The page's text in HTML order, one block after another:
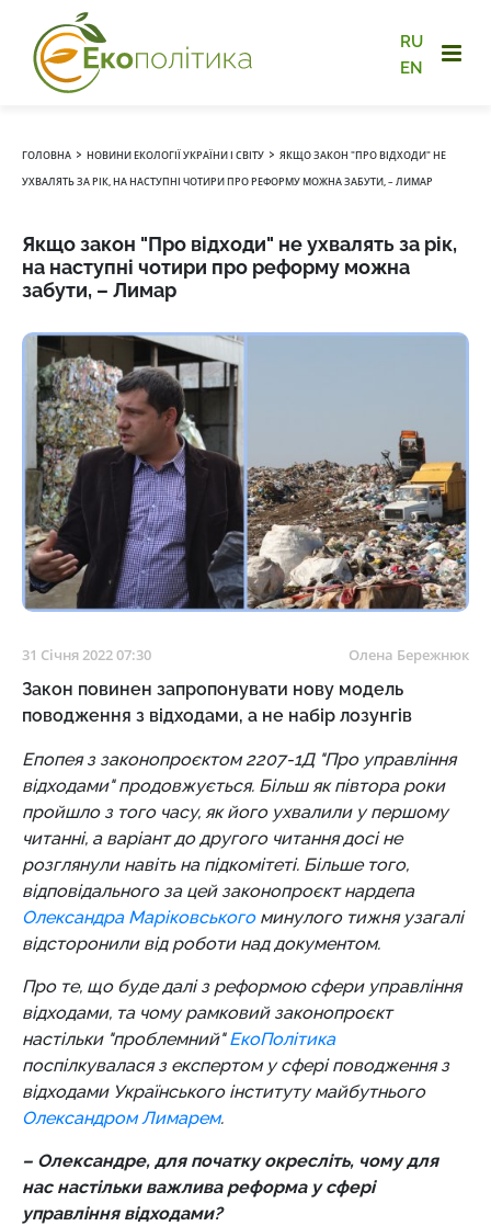
RU
EN
ГОЛОВНА › НОВИНИ ЕКОЛОГІЇ УКРАЇНИ І СВІТУ › ЯКЩО ЗАКОН "ПРО ВІДХОДИ" НЕ
УХВАЛЯТЬ ЗА РІК, НА НАСТУПНІ ЧОТИРИ ПРО РЕФОРМУ МОЖНА ЗАБУТИ, – ЛИМАР
Якщо закон "Про відходи" не ухвалять за рік,
на наступні чотири про реформу можна
забути, – Лимар
31 Січня 2022 07:30 Олена Бережнюк
Закон повинен запропонувати нову модель
поводження з відходами, а не набір лозунгів
Епопея з законопроєктом 2207-1Д "Про управління
відходами" продовжується. Більш як півтора роки
пройшло з того часу, як його ухвалили у першому
читанні, а варіант до другого читання досі не
розглянули навіть на підкомітеті. Більше того,
відповідального за цей законопроєкт нардепа
Олександра Маріковськогоминулого тижня узагалі
відсторонили від роботи над документом.
Про те, що буде далі з реформою сфери управління
відходами, та чому рамковий законопроєкт
настільки "проблемний"ЕкоПолітика
поспілкувалася з експертом у сфері поводження з
відходами Українського інституту майбутнього
Олександром Лимарем.
– Олександре, для початку окресліть, чому для
нас настільки важлива реформа у сфері
управління відходами?